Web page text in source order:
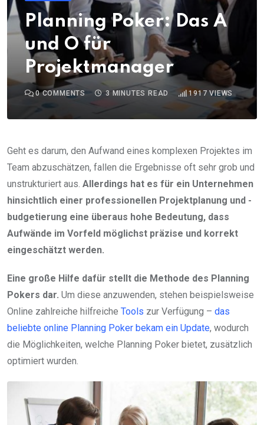
Planning Poker: Das A
und O für
Projektmanager
0COMMENTS 3 MINUTES READ 1917 VIEWS
Geht es darum, den Aufwand eines komplexen Projektes im
Team abzuschätzen, fallen die Ergebnisse oft sehr grob und
unstrukturiert aus. Allerdings hat es für ein Unternehmen
hinsichtlich einer professionellen Projektplanung und -
budgetierung eine überaus hohe Bedeutung, dass
Aufwände im Vorfeld möglichst präzise und korrekt
eingeschätzt werden.
Eine große Hilfe dafür stellt die Methode des Planning
Pokers dar. Um diese anzuwenden, stehen beispielsweise
Online zahlreiche hilfreiche Tools zur Verfügung – das
beliebte online Planning Poker bekam ein Update, wodurch
die Möglichkeiten, welche Planning Poker bietet, zusätzlich
optimiert wurden.